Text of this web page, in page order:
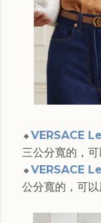
🔸 VERSACE
三公分寬的，
🔸 VERSACE
公分寬的，可以